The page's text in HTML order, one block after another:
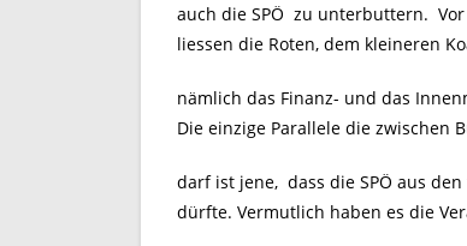
auch die SPÖ zu unterbuttern.
liessen die Roten, dem kleineren
nämlich das Finanz- und das
Die einzige Parallele die zwischen
darf ist jene, dass die SPÖ aus
dürfte. Vermutlich haben es die